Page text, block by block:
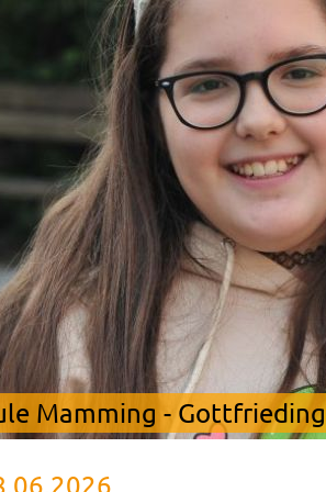
Mamming - Gottfrieding